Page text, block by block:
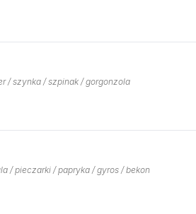
/ szynka / szpinak / gorgonzola
/ pieczarki / papryka / gyros / bekon